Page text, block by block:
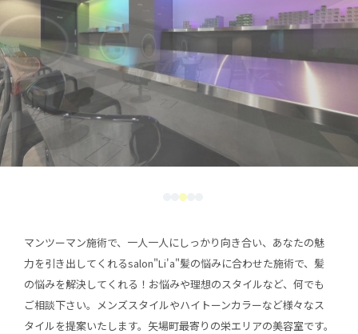
マンツーマン施術で、一人一人にしっかり向き合い、あなたの魅
力を引き出してくれるsalon"Li'a"髪の悩みに合わせた施術で、髪
の悩みを解決してくれる！お悩みや理想のスタイルなど、何でも
ご相談下さい。メンズスタイルやハイトーンカラーなど様々なス
タイルを提案いたします。矢場町最寄りの栄エリアの美容室です。